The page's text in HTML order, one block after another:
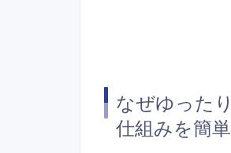
なぜゆった
仕組みを簡